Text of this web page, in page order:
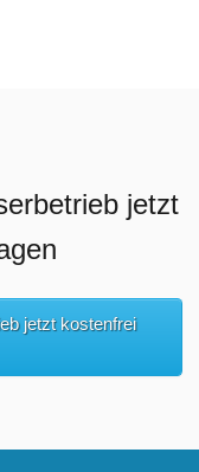
jetzt
jetzt kostenfrei